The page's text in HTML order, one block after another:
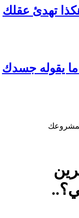
تهدئ عقلك
ما يقوله جسدك